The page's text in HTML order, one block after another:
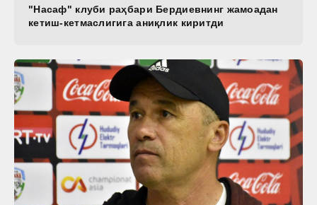
"Насаф" клуби раҳбари Бердиевнинг жамоадан
кетиш-кетмаслигига аниқлик киритди